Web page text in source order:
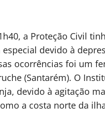
a Proteção Civil
devido à
ocorrências foi um
(Santarém). O
devido à agitação
a costa norte da